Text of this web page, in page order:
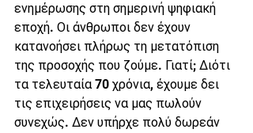
ενημέρωσης στη σημερινή ψηφιακή
εποχή. Οι άνθρωποι δεν έχουν
κατανοήσει πλήρως τη μετατόπιση
της προσοχής που ζούμε. Γιατί; Διότι
τα τελευταία 70 χρόνια, έχουμε δει
τις επιχειρήσεις να μας πωλούν
συνεχώς. Δεν υπήρχε πολύ δωρεάν